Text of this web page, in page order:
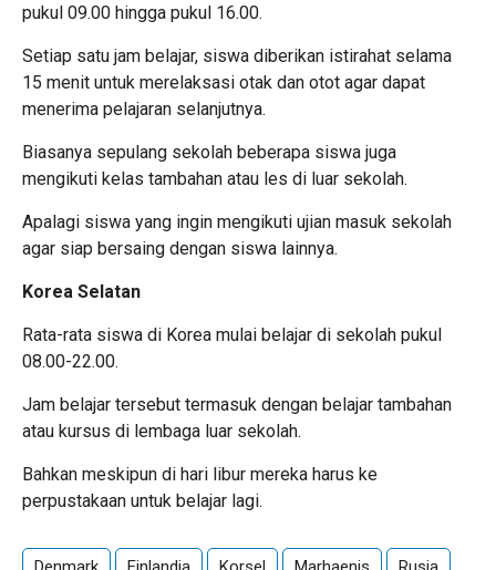
pukul 09.00 hingga pukul 16.00.
Setiap satu jam belajar, siswa diberikan istirahat selama
15 menit untuk merelaksasi otak dan otot agar dapat
menerima pelajaran selanjutnya.
Biasanya sepulang sekolah beberapa siswa juga
mengikuti kelas tambahan atau les di luar sekolah.
Apalagi siswa yang ingin mengikuti ujian masuk sekolah
agar siap bersaing dengan siswa lainnya.
Korea Selatan
Rata-rata siswa di Korea mulai belajar di sekolah pukul
08.00-22.00.
Jam belajar tersebut termasuk dengan belajar tambahan
atau kursus di lembaga luar sekolah.
Bahkan meskipun di hari libur mereka harus ke
perpustakaan untuk belajar lagi.